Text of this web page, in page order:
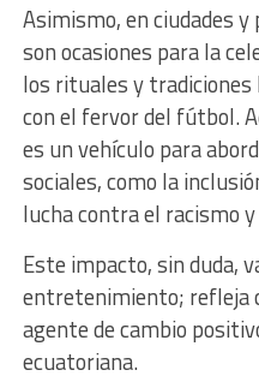
Asimismo, en ciudades
son ocasiones para la
los rituales y
con el fervor del fútbol.
es un vehículo para
sociales, como la
lucha contra el racismo
Este impacto, sin duda,
entretenimiento; refleja
agente de cambio
ecuatoriana.